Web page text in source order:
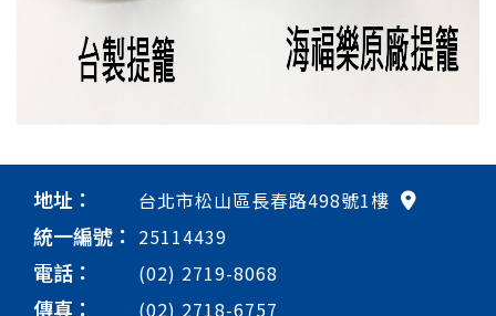
地址： 台北市松山區長春路498號1樓
統一編號： 25114439
電話： (02) 2719-8068
傳真： (02) 2718-6757